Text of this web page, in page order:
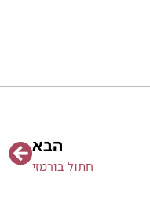
הבא
חתול בורמזי